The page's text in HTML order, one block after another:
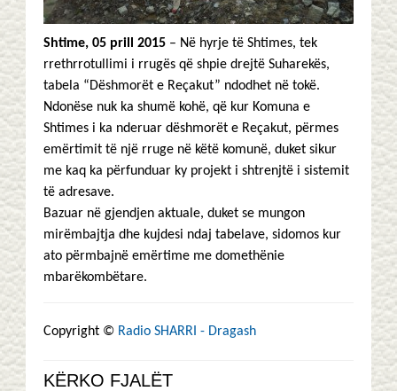
Shtime, 05 prill 2015 – Në hyrje të Shtimes, tek
rrethrrotullimi i rrugës që shpie drejtë Suharekës,
tabela “Dëshmorët e Reçakut” ndodhet në tokë.
Ndonëse nuk ka shumë kohë, që kur Komuna e
Shtimes i ka nderuar dëshmorët e Reçakut, përmes
emërtimit të një rruge në këtë komunë, duket sikur
me kaq ka përfunduar ky projekt i shtrenjtë i sistemit
të adresave.
Bazuar në gjendjen aktuale, duket se mungon
mirëmbajtja dhe kujdesi ndaj tabelave, sidomos kur
ato përmbajnë emërtime me domethënie
mbarëkombëtare.
Copyright © Radio SHARRI - Dragash
KËRKO FJALËT